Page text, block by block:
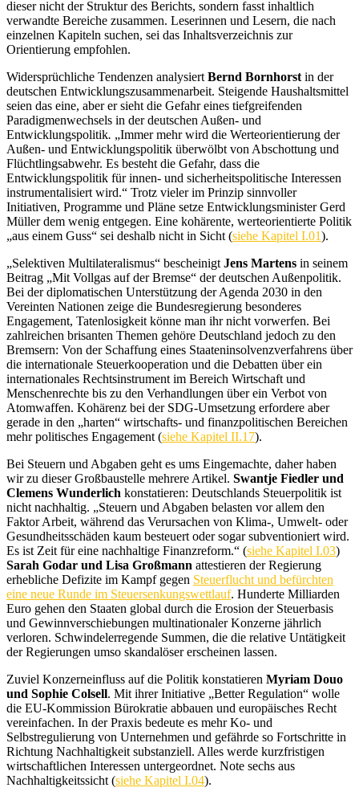
dieser nicht der Struktur des Berichts, sondern fasst inhaltlich
verwandte Bereiche zusammen. Leserinnen und Lesern, die nach
einzelnen Kapiteln suchen, sei das Inhaltsverzeichnis zur
Orientierung empfohlen.
Widersprüchliche Tendenzen analysiert Bernd Bornhorst in der
deutschen Entwicklungszusammenarbeit. Steigende Haushaltsmittel
seien das eine, aber er sieht die Gefahr eines tiefgreifenden
Paradigmenwechsels in der deutschen Außen- und
Entwicklungspolitik. „Immer mehr wird die Werteorientierung der
Außen- und Entwicklungspolitik überwölbt von Abschottung und
Flüchtlingsabwehr. Es besteht die Gefahr, dass die
Entwicklungspolitik für innen- und sicherheitspolitische Interessen
instrumentalisiert wird.“ Trotz vieler im Prinzip sinnvoller
Initiativen, Programme und Pläne setze Entwicklungsminister Gerd
Müller dem wenig entgegen. Eine kohärente, werteorientierte Politik
„aus einem Guss“ sei deshalb nicht in Sicht (siehe Kapitel I.01).
„Selektiven Multilateralismus“ bescheinigt Jens Martens in seinem
Beitrag „Mit Vollgas auf der Bremse“ der deutschen Außenpolitik.
Bei der diplomatischen Unterstützung der Agenda 2030 in den
Vereinten Nationen zeige die Bundesregierung besonderes
Engagement, Tatenlosigkeit könne man ihr nicht vorwerfen. Bei
zahlreichen brisanten Themen gehöre Deutschland jedoch zu den
Bremsern: Von der Schaffung eines Staateninsolvenzverfahrens über
die internationale Steuerkooperation und die Debatten über ein
internationales Rechtsinstrument im Bereich Wirtschaft und
Menschenrechte bis zu den Verhandlungen über ein Verbot von
Atomwaffen. Kohärenz bei der SDG-Umsetzung erfordere aber
gerade in den „harten“ wirtschafts- und finanzpolitischen Bereichen
mehr politisches Engagement (siehe Kapitel II.17).
Bei Steuern und Abgaben geht es ums Eingemachte, daher haben
wir zu dieser Großbaustelle mehrere Artikel. Swantje Fiedler und
Clemens Wunderlich konstatieren: Deutschlands Steuerpolitik ist
nicht nachhaltig. „Steuern und Abgaben belasten vor allem den
Faktor Arbeit, während das Verursachen von Klima-, Umwelt- oder
Gesundheitsschäden kaum besteuert oder sogar subventioniert wird.
Es ist Zeit für eine nachhaltige Finanzreform.“ (siehe Kapitel I.03)
Sarah Godar und Lisa Großmann attestieren der Regierung
erhebliche Defizite im Kampf gegen Steuerflucht und befürchten
eine neue Runde im Steuersenkungswettlauf. Hunderte Milliarden
Euro gehen den Staaten global durch die Erosion der Steuerbasis
und Gewinnverschiebungen multinationaler Konzerne jährlich
verloren. Schwindelerregende Summen, die die relative Untätigkeit
der Regierungen umso skandalöser erscheinen lassen.
Zuviel Konzerneinfluss auf die Politik konstatieren Myriam Douo
und Sophie Colsell. Mit ihrer Initiative „Better Regulation“ wolle
die EU-Kommission Bürokratie abbauen und europäisches Recht
vereinfachen. In der Praxis bedeute es mehr Ko- und
Selbstregulierung von Unternehmen und gefährde so Fortschritte in
Richtung Nachhaltigkeit substanziell. Alles werde kurzfristigen
wirtschaftlichen Interessen untergeordnet. Note sechs aus
Nachhaltigkeitssicht (siehe Kapitel I.04).